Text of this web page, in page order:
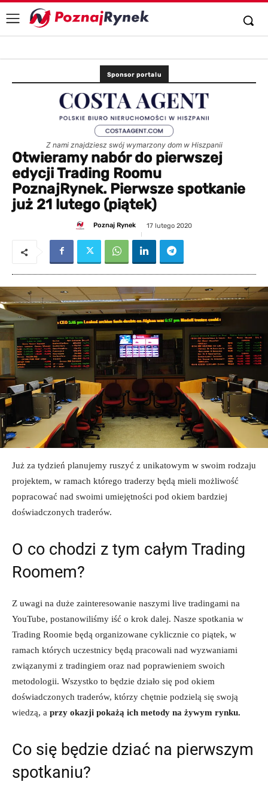
Sponsor portalu
Z nami znajdziesz swój wymarzony dom w Hiszpanii
Otwieramy nabór do pierwszej
edycji Trading Roomu
PoznajRynek. Pierwsze spotkanie
już 21 lutego (piątek)
Poznaj Rynek 17 lutego 2020
Już za tydzień planujemy ruszyć z unikatowym w swoim rodzaju
projektem, w ramach którego traderzy będą mieli możliwość
popracować nad swoimi umiejętności pod okiem bardziej
doświadczonych traderów.
O co chodzi z tym całym Trading
Roomem?
Z uwagi na duże zainteresowanie naszymi live tradingami na
YouTube, postanowiliśmy iść o krok dalej. Nasze spotkania w
Trading Roomie będą organizowane cyklicznie co piątek, w
ramach których uczestnicy będą pracowali nad wyzwaniami
związanymi z tradingiem oraz nad poprawieniem swoich
metodologii. Wszystko to będzie działo się pod okiem
doświadczonych traderów, którzy chętnie podzielą się swoją
wiedzą, a przy okazji pokażą ich metody na żywym rynku.
Co się będzie dziać na pierwszym
spotkaniu?